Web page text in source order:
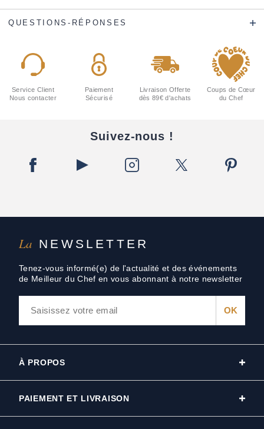
QUESTIONS-RÉPONSES
La NEWSLETTER
Tenez-vous informé(e) de l'actualité et des événements
de Meilleur du Chef en vous abonnant à notre newsletter
Service Client
Nous contacter
Paiement
Sécurisé
Livraison Offerte
dès 89€ d'achats
Coups de Cœur
du Chef
Suivez-nous !
À PROPOS
PAIEMENT ET LIVRAISON